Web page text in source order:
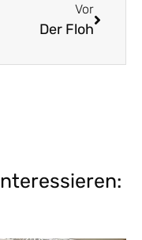
Vor
Der Floh